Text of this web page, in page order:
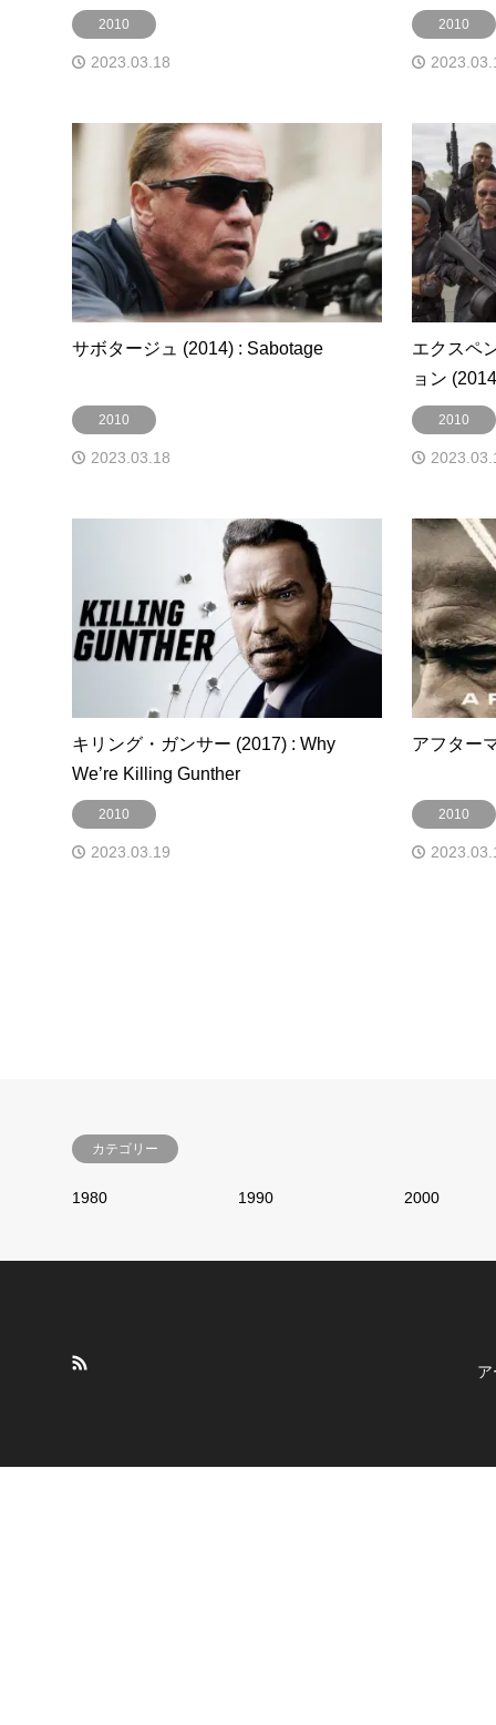
2010
2023.03.18
2010
サボタージュ (2014) : Sabotage
2010
2023.03.18
エクスペ
ョン
2010
キリング・ガンサー (2017) : Why
We’re Killing Gunther
2010
2023.03.19
アフター
2010
カテゴリー
1980 1990 2000